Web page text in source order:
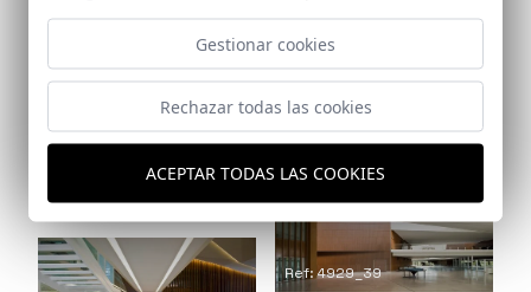
Ref: 4929_37
Ref: 4929_39
Gestionar cookies
Rechazar todas las cookies
ACEPTAR TODAS LAS COOKIES